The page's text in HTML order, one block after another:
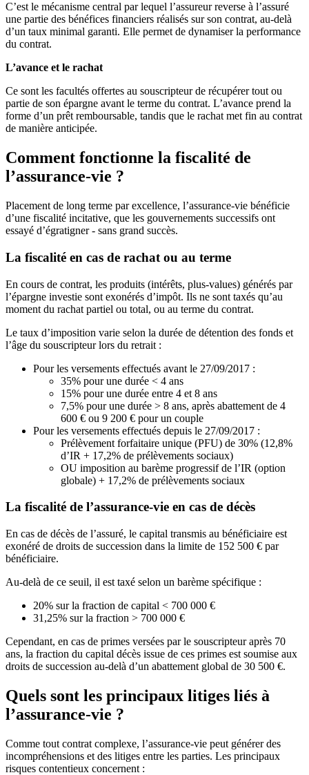
C’est le mécanisme central par lequel l’assureur reverse à l’assuré
une partie des bénéfices financiers réalisés sur son contrat, au-delà
d’un taux minimal garanti. Elle permet de dynamiser la performance
du contrat.
L’avance et le rachat
Ce sont les facultés offertes au souscripteur de récupérer tout ou
partie de son épargne avant le terme du contrat. L’avance prend la
forme d’un prêt remboursable, tandis que le rachat met fin au contrat
de manière anticipée.
Comment fonctionne la fiscalité de
l’assurance-vie ?
Placement de long terme par excellence, l’assurance-vie bénéficie
d’une fiscalité incitative, que les gouvernements successifs ont
essayé d’égratigner - sans grand succès.
La fiscalité en cas de rachat ou au terme
En cours de contrat, les produits (intérêts, plus-values) générés par
l’épargne investie sont exonérés d’impôt. Ils ne sont taxés qu’au
moment du rachat partiel ou total, ou au terme du contrat.
Le taux d’imposition varie selon la durée de détention des fonds et
l’âge du souscripteur lors du retrait :
Pour les versements effectués avant le 27/09/2017 :
35% pour une durée < 4 ans
15% pour une durée entre 4 et 8 ans
7,5% pour une durée > 8 ans, après abattement de 4
600 € ou 9 200 € pour un couple
Pour les versements effectués depuis le 27/09/2017 :
Prélèvement forfaitaire unique (PFU) de 30% (12,8%
d’IR + 17,2% de prélèvements sociaux)
OU imposition au barème progressif de l’IR (option
globale) + 17,2% de prélèvements sociaux
La fiscalité de l’assurance-vie en cas de décès
En cas de décès de l’assuré, le capital transmis au bénéficiaire est
exonéré de droits de succession dans la limite de 152 500 € par
bénéficiaire.
Au-delà de ce seuil, il est taxé selon un barème spécifique :
20% sur la fraction de capital < 700 000 €
31,25% sur la fraction > 700 000 €
Cependant, en cas de primes versées par le souscripteur après 70
ans, la fraction du capital décès issue de ces primes est soumise aux
droits de succession au-delà d’un abattement global de 30 500 €.
Quels sont les principaux litiges liés à
l’assurance-vie ?
Comme tout contrat complexe, l’assurance-vie peut générer des
incompréhensions et des litiges entre les parties. Les principaux
risques contentieux concernent :